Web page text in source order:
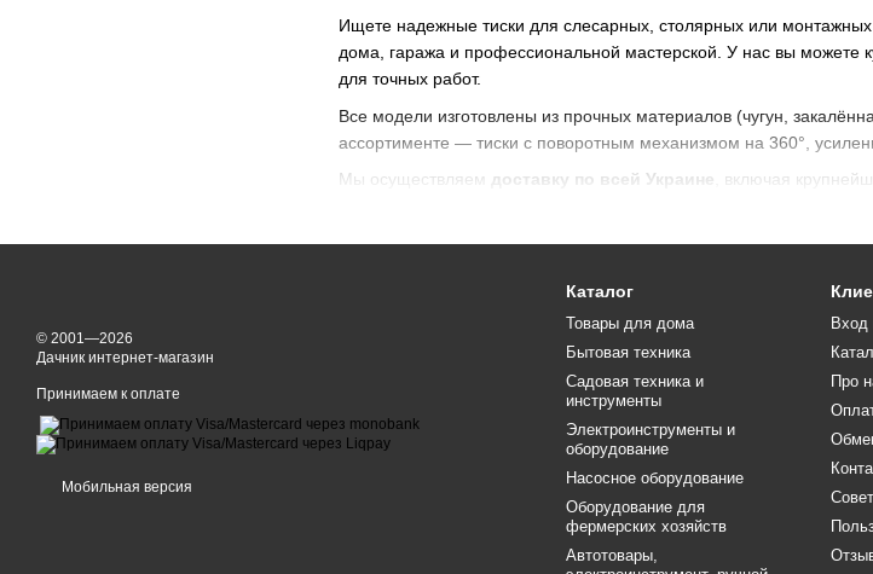
Ищете надежные тиски для слесарных, столярных или
дома, гаража и профессиональной мастерской. У нас вы можете
для точных работ.
Все модели изготовлены из прочных материалов (чугун,
ассортименте — тиски с поворотным механизмом на 360°,
Мы осуществляем доставку по всей Украине , включая
Доступнаоплата частями, а также удобные способы оплаты —
© 2001—2026
Дачник интернет-магазин
Принимаем к оплате
Мобильная версия
Каталог
Товары для дома
Бытовая техника
Садовая техника и
инструменты
Электроинструменты и
оборудование
Насосное оборудование
Оборудование для
фермерских хозяйств
Автотовары,
Вход
Про